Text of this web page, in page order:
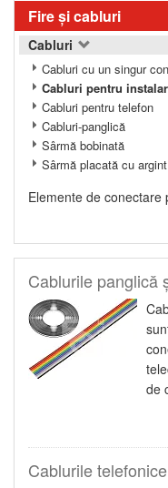
Fire şi cabluri
Cabluri
Cabluri cu un singur
Cabluri pentru
Cabluri pentru telefon
Cabluri-panglică
Sârmă bobinată
Sârmă placată cu argint
Elemente de conectare
Cablurile panglică
de
Cablurile